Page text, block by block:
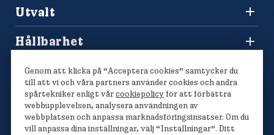
Press och nyhetsrum
Sponsring
Tävlingar
Hitta din Polarklämma
Utvalt
Lediga jobb
Våra bröd
Hållbarhet
Polarmetoden
Genom att klicka på “Acceptera cookies” samtycker du
till att vi och våra partners använder cookies och andra
spårtekniker enligt vårcookiepolicyför att förbättra
webbupplevelsen, analysera användningen av
webbplatsen och anpassa marknadsföringsinsatser. Om du
vill anpassa dina inställningar, välj “Inställningar”. Ditt